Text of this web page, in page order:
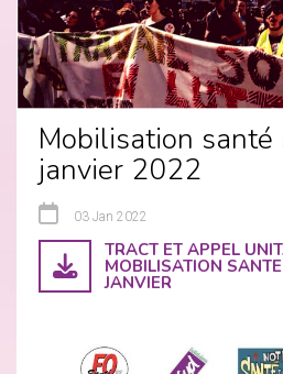
Mobilisation santé
janvier 2022
03 Jan 2022
TRACT ET APPEL
MOBILISATION
JANVIER